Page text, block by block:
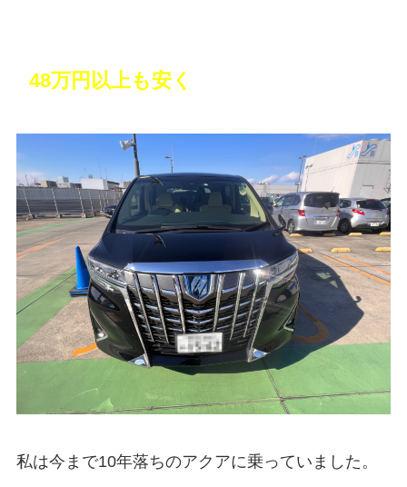
48万円以上も安く
私は今まで10年落ちのアクアに乗っていました。